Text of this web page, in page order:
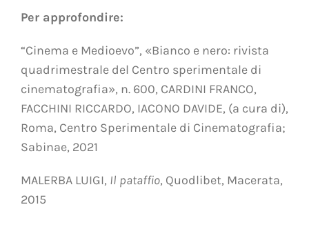
Per approfondire:
“Cinema e Medioevo”, «Bianco e nero: rivista
quadrimestrale del Centro sperimentale di
cinematografia», n. 600, CARDINI FRANCO,
FACCHINI RICCARDO, IACONO DAVIDE, (a cura di),
Roma, Centro Sperimentale di Cinematografia;
Sabinae, 2021
MALERBA LUIGI, Il pataffio, Quodlibet, Macerata,
2015